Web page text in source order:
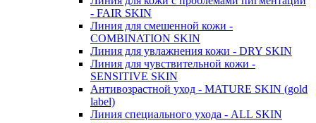
- FAIR SKIN
Линия для смешенной кожи -
COMBINATION SKIN
Линия для увлажнения кожи - DRY SKIN
Линия для чувствительной кожи -
SENSITIVE SKIN
Антивозрастной уход - MATURE SKIN (gold
label)
Линия специального ухода - ALL SKIN